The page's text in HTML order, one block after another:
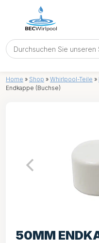
Home » Shop » Whirlpool-Teile »
Endkappe (Buchse)
50MM